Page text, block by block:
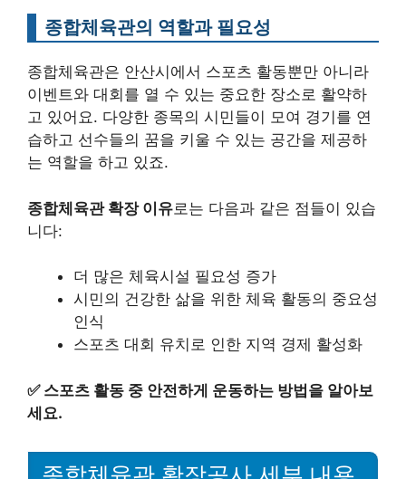
종합체육관의 역할과 필요성
종합체육관은 안산시에서 스포츠 활동뿐만 아니라
이벤트와 대회를 열 수 있는 중요한 장소로 활약하
고 있어요. 다양한 종목의 시민들이 모여 경기를 연
습하고 선수들의 꿈을 키울 수 있는 공간을 제공하
는 역할을 하고 있죠.
종합체육관 확장 이유로는 다음과 같은 점들이 있습
니다:
더 많은 체육시설 필요성 증가
시민의 건강한 삶을 위한 체육 활동의 중요성
인식
스포츠 대회 유치로 인한 지역 경제 활성화
✅ 스포츠 활동 중 안전하게 운동하는 방법을 알아보
세요.